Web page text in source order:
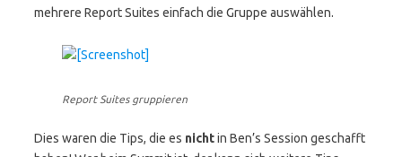
mehrere Report Suites einfach die Gruppe auswählen.
Report Suites gruppieren
Dies waren die Tips, die es nichtin Ben’s Session geschafft